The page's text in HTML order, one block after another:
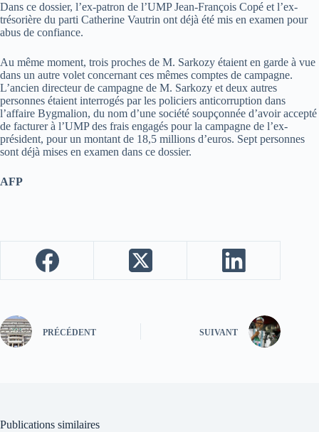
Dans ce dossier, l’ex-patron de l’UMP Jean-François Copé et l’ex-
trésorière du parti Catherine Vautrin ont déjà été mis en examen pour
abus de confiance.
Au même moment, trois proches de M. Sarkozy étaient en garde à vue
dans un autre volet concernant ces mêmes comptes de campagne.
L’ancien directeur de campagne de M. Sarkozy et deux autres
personnes étaient interrogés par les policiers anticorruption dans
l’affaire Bygmalion, du nom d’une société soupçonnée d’avoir accepté
de facturer à l’UMP des frais engagés pour la campagne de l’ex-
président, pour un montant de 18,5 millions d’euros. Sept personnes
sont déjà mises en examen dans ce dossier.
AFP
PRÉCÉDENT SUIVANT
Publications similaires